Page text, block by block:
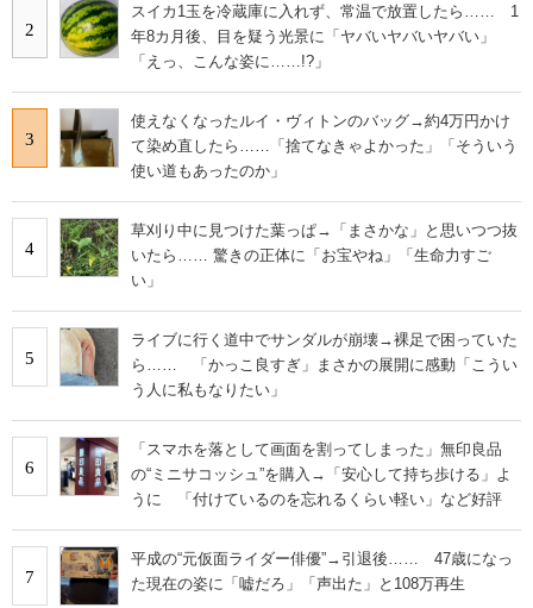
2
スイカ1玉を冷蔵庫に入れず、常温で放置したら…… 1
年8カ月後、目を疑う光景に「ヤバいヤバいヤバい」
「えっ、こんな姿に……!?」
3
使えなくなったルイ・ヴィトンのバッグ→約4万円かけ
て染め直したら……「捨てなきゃよかった」「そういう
使い道もあったのか」
4
草刈り中に見つけた葉っぱ→「まさかな」と思いつつ抜
いたら…… 驚きの正体に「お宝やね」「生命力すご
い」
5
ライブに行く道中でサンダルが崩壊→裸足で困っていた
ら…… 「かっこ良すぎ」まさかの展開に感動「こうい
う人に私もなりたい」
6
「スマホを落として画面を割ってしまった」無印良品
の“ミニサコッシュ”を購入→「安心して持ち歩ける」よ
うに 「付けているのを忘れるくらい軽い」など好評
7
平成の“元仮面ライダー俳優”→引退後…… 47歳になっ
た現在の姿に「嘘だろ」「声出た」と108万再生